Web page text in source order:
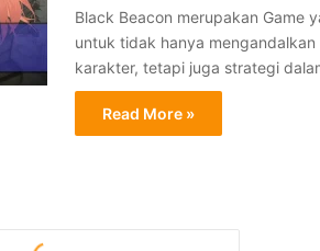
Black Beacon merupakan Game
untuk tidak hanya
karakter, tetapi juga strategi
Read More »